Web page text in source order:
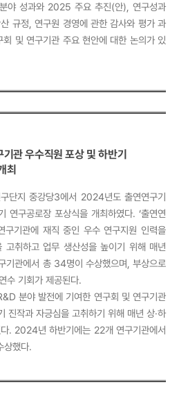
야 성과와 2025 주요 추진(안), 연구성과
규정, 연구원 경영에 관한 감사와 평가 과
및 연구기관 주요 현안에 대한 논의가 있
관 우수직원 포상 및 하반기
최
단지 중강당3에서 2024년도 출연연구기
연구공로장 포상식을 개최하였다. ‘출연연
구기관에 재직 중인 우수 연구지원 인력을
고취하고 업무 생산성을 높이기 위해 매년
기관에서 총 34명이 수상했으며, 부상으로
수 기회가 제공된다.
분야 발전에 기여한 연구회 및 연구기관
진작과 자긍심을 고취하기 위해 매년 상·하
. 2024년 하반기에는 22개 연구기관에서
상했다.